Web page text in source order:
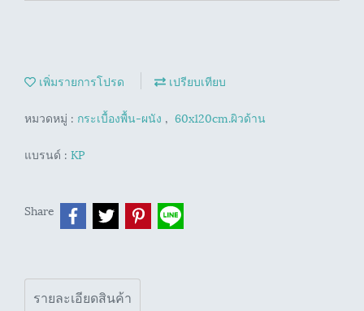
เพิ่มรายการโปรด เปรียบเทียบ
หมวดหมู่ : กระเบื้องพื้น-ผนัง , 60x120cm.ผิวด้าน
แบรนด์ : KP
Share
รายละเอียดสินค้า